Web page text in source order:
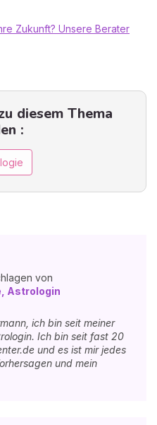
Zukunft? Unsere Berater
diesem Thema
:
von
Astrologin
ich bin seit meiner
Ich bin seit fast 20
und es ist mir jedes
und mein